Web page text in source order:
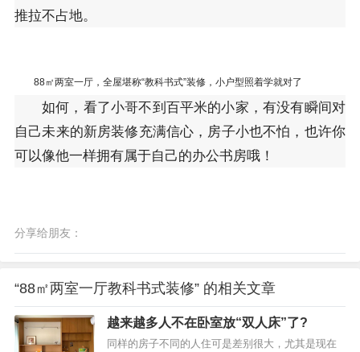
推拉不占地。
88㎡两室一厅，全屋堪称“教科书式”装修，小户型照着学就对了
如何，看了小哥不到百平米的小家，有没有瞬间对
自己未来的新房装修充满信心，房子小也不怕，也许你
可以像他一样拥有属于自己的办公书房哦！
分享给朋友：
“88㎡两室一厅教科书式装修” 的相关文章
越来越多人不在卧室放“双人床”了?
同样的房子不同的人住可是差别很大，尤其是现在